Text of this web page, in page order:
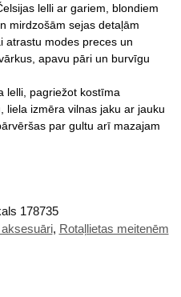
lelli ar gariem, blondiem
mirdzošām sejas detaļām
atrastu modes preces un
apavu pāri un burvīgu
lelli, pagriežot kostīma
liela izmēra vilnas jaku ar jauku
par gultu arī mazajam
178735
, Rotaļlietas meitenēm